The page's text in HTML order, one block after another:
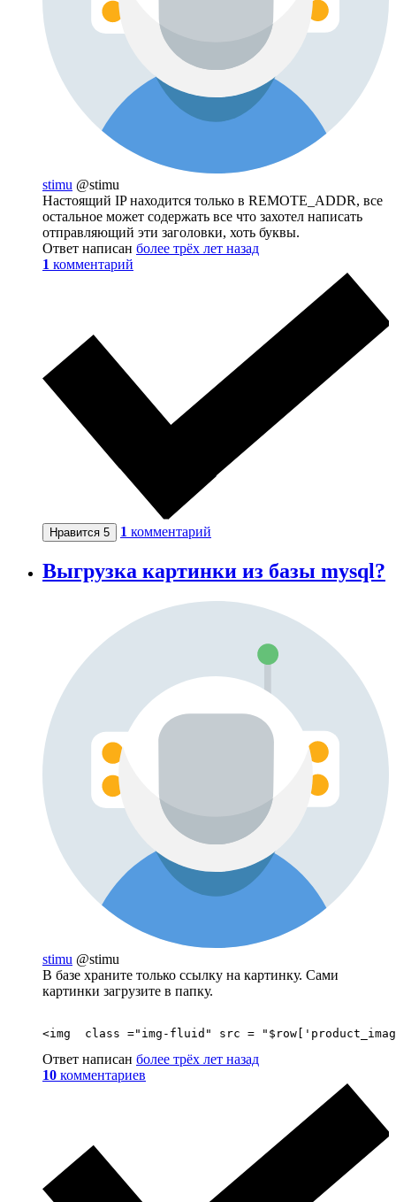
stimu @stimu
Настоящий IP находится только в REMOTE_ADDR, все
остальное может содержать все что захотел написать
отправляющий эти заголовки, хоть буквы.
Ответ написан более трёх лет назад
1 комментарий
Нравится 5 1 комментарий
Выгрузка картинки из базы mysql?
stimu @stimu
В базе храните только ссылку на картинку. Сами
картинки загрузите в папку.
<img  class ="img-fluid" src =
Ответ написан более трёх лет назад
10 комментариев